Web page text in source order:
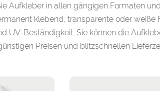
Aufkleber in allen gängigen Formaten
klebend, transparente oder
UV-Beständigkeit. Sie können die
Preisen und blitzschnellen